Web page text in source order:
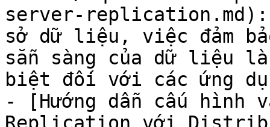
server-
sở dữ liệu, việc đảm
sẵn sàng của dữ liệu
biệt đối với các ứng
- [Hướng dẫn cấu hình